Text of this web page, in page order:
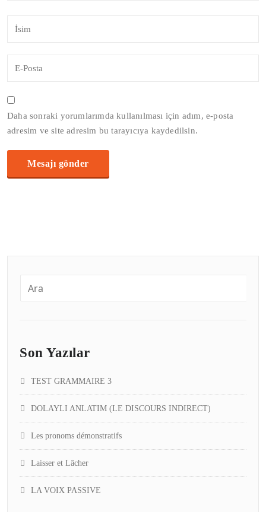
Daha sonraki yorumlarımda kullanılması için adım, e-posta
adresim ve site adresim bu tarayıcıya kaydedilsin.
Son Yazılar
TEST GRAMMAIRE 3
DOLAYLI ANLATIM (LE DISCOURS INDIRECT)
Les pronoms démonstratifs
Laisser et Lâcher
LA VOIX PASSIVE